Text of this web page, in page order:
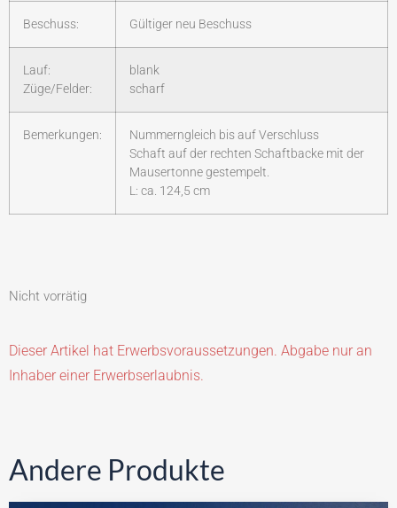
Beschuss: Gültiger neu Beschuss
Lauf:
Züge/Felder:
blank
scharf
Bemerkungen:
Nummerngleich bis auf Verschluss
Schaft auf der rechten Schaftbacke mit der
Mausertonne gestempelt.
L: ca. 124,5 cm
Nicht vorrätig
Dieser Artikel hat Erwerbsvoraussetzungen. Abgabe nur an
Inhaber einer Erwerbserlaubnis.
Andere Produkte